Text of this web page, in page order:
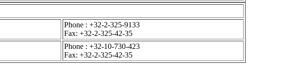
Phone : +32-2-325-9133
Fax: +32-2-325-42-35
Phone : +32-10-730-423
Fax: +32-2-325-42-35